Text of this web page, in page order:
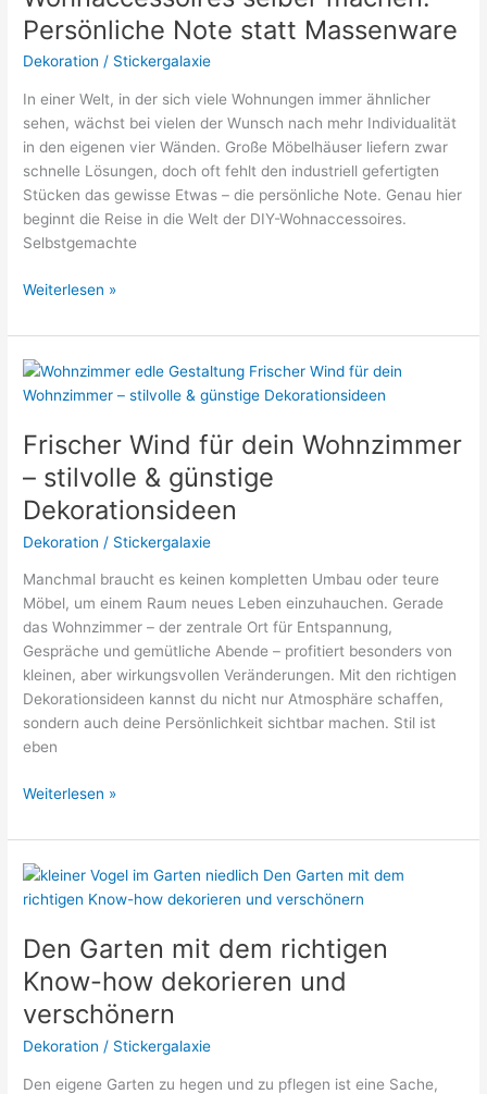
ein
Wohlfühl-
Ambiente
Persönliche Note statt Massenware
Dekoration / Stickergalaxie
In einer Welt, in der sich viele Wohnungen immer ähnlicher
sehen, wächst bei vielen der Wunsch nach mehr Individualität
in den eigenen vier Wänden. Große Möbelhäuser liefern zwar
schnelle Lösungen, doch oft fehlt den industriell gefertigten
Stücken das gewisse Etwas – die persönliche Note. Genau hier
beginnt die Reise in die Welt der DIY-Wohnaccessoires.
Selbstgemachte
Wohnaccessoires
machen:
Persönliche
Massenware
Weiterlesen »
Frischer Wind für dein Wohnzimmer
– stilvolle & günstige
Dekorationsideen
Dekoration / Stickergalaxie
Manchmal braucht es keinen kompletten Umbau oder teure
Möbel, um einem Raum neues Leben einzuhauchen. Gerade
das Wohnzimmer – der zentrale Ort für Entspannung,
Gespräche und gemütliche Abende – profitiert besonders von
kleinen, aber wirkungsvollen Veränderungen. Mit den richtigen
Dekorationsideen kannst du nicht nur Atmosphäre schaffen,
sondern auch deine Persönlichkeit sichtbar machen. Stil ist
eben
Frischer
für
dein
Wohnzimmer
stilvolle
&
günstige
Dekorationsideen
Weiterlesen »
Den Garten mit dem richtigen
Know-how dekorieren und
verschönern
Dekoration / Stickergalaxie
Den eigene Garten zu hegen und zu pflegen ist eine Sache,